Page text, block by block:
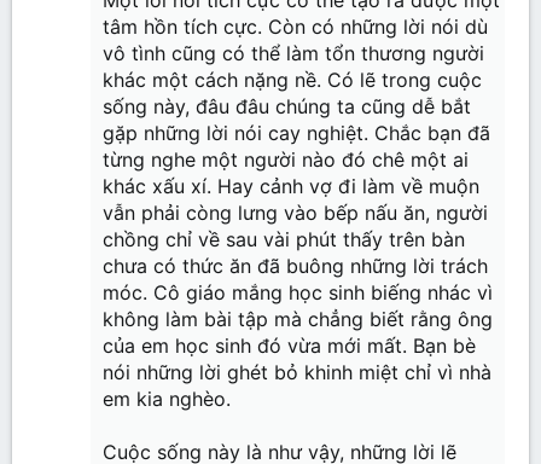
tâm hồn tích cực. Còn có những lời nói dù
vô tình cũng có thể làm tổn thương người
khác một cách nặng nề. Có lẽ trong cuộc
sống này, đâu đâu chúng ta cũng dễ bắt
gặp những lời nói cay nghiệt. Chắc bạn đã
từng nghe một người nào đó chê một ai
khác xấu xí. Hay cảnh vợ đi làm về muộn
vẫn phải còng lưng vào bếp nấu ăn, người
chồng chỉ về sau vài phút thấy trên bàn
chưa có thức ăn đã buông những lời trách
móc. Cô giáo mắng học sinh biếng nhác vì
không làm bài tập mà chẳng biết rằng ông
của em học sinh đó vừa mới mất. Bạn bè
nói những lời ghét bỏ khinh miệt chỉ vì nhà
em kia nghèo.
Cuộc sống này là như vậy, những lời lẽ